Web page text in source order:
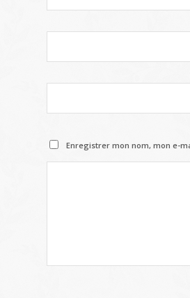
Enregistrer mon nom, mon e-